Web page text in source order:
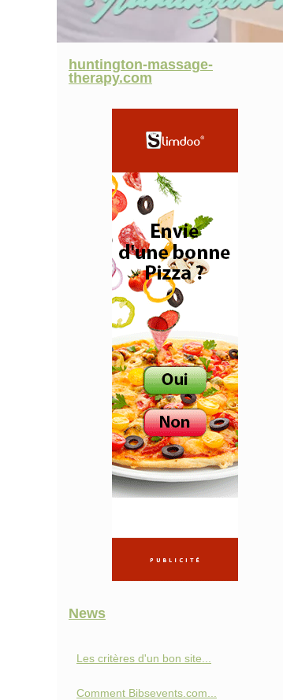
huntington-massage-
therapy.com
News
Les critères d'un bon site...
Comment Bibsevents.com...